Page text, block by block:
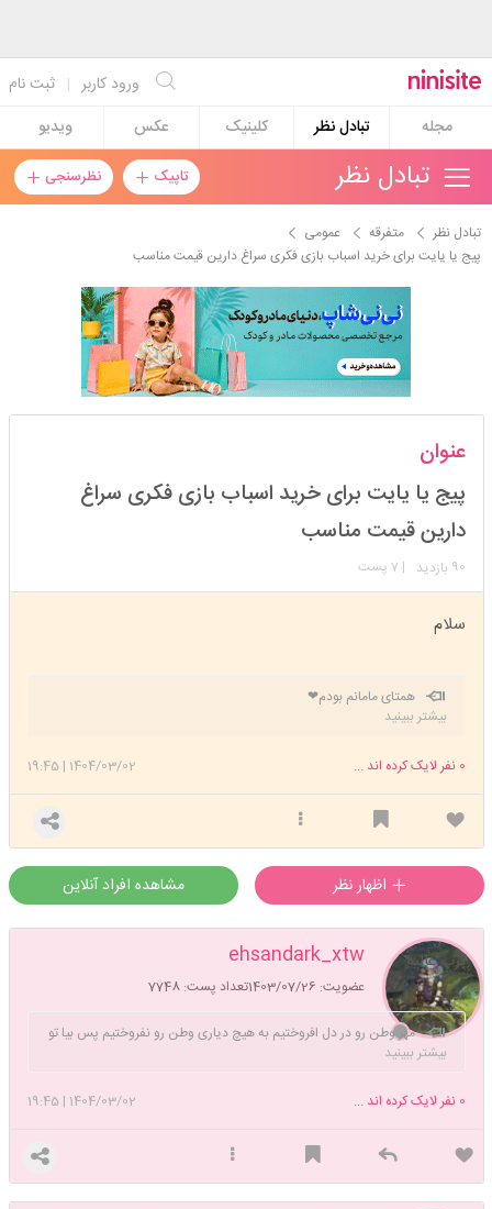
ثبت نام | ورود کاربر
مجله
تبادل نظر کلینیک عکس ویدیو
تاپیک نظرسنجی تبادل نظر
تبادل نظر متفرقه
عمومی
پیج یا یایت برای خرید اسباب بازی فکری سراغ دارین قیمت مناسب
عضویت: 1399/09/26 تعداد پست: 20908
عنوان
پیج یا یایت برای خرید اسباب بازی فکری سراغ
دارین قیمت مناسب
90 بازدید | 7 پست
سلام
همتای مامانم بودم❤
بیشتر ببینید
1404/03/02
|
19:45 0 نفر لایک کرده اند ...
مشاهده افراد آنلاین
ehsandark_xtw
عضویت: 1403/07/26 تعداد پست: 7748
ترب عالیه
مهر وطن رو در دل افروختیم به هیچ دیاری وطن رو نفروختیم پس بیا تو
این مسیر تاریک بتونیم روشنی و افتخار تاریخ بمونیم:)
بیشتر ببینید
1404/03/02
|
19:45 0 نفر لایک کرده اند ...